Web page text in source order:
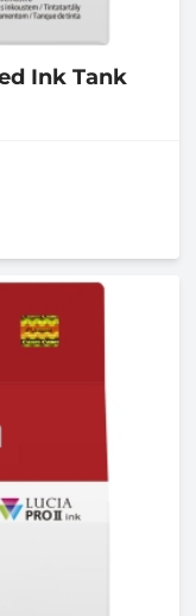
Ink Tank